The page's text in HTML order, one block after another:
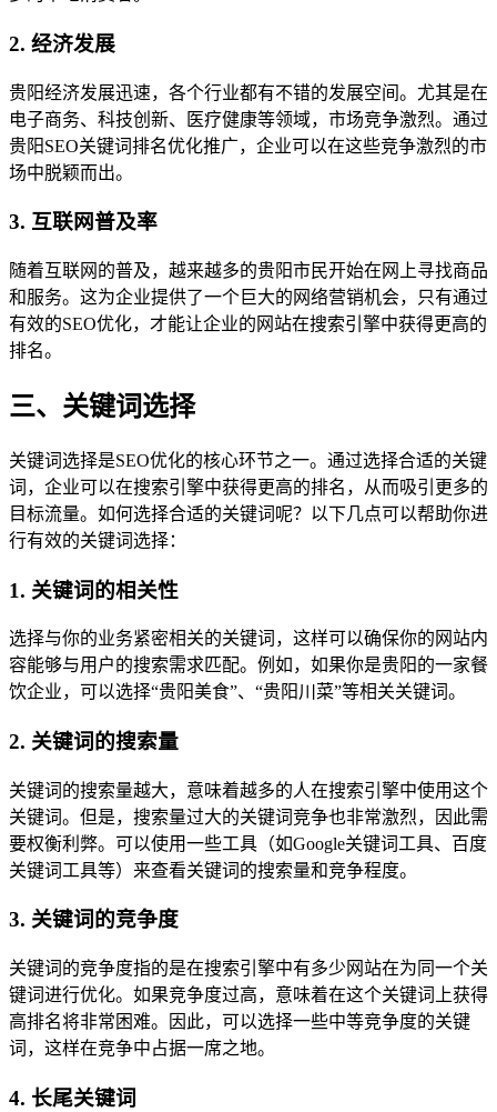
2. 经济发展
贵阳经济发展迅速，各个行业都有不错的发展空间。尤其是在
电子商务、科技创新、医疗健康等领域，市场竞争激烈。通过
贵阳SEO关键词排名优化推广，企业可以在这些竞争激烈的市
场中脱颖而出。
3. 互联网普及率
随着互联网的普及，越来越多的贵阳市民开始在网上寻找商品
和服务。这为企业提供了一个巨大的网络营销机会，只有通过
有效的SEO优化，才能让企业的网站在搜索引擎中获得更高的
排名。
三、关键词选择
关键词选择是SEO优化的核心环节之一。通过选择合适的关键
词，企业可以在搜索引擎中获得更高的排名，从而吸引更多的
目标流量。如何选择合适的关键词呢？以下几点可以帮助你进
行有效的关键词选择：
1. 关键词的相关性
选择与你的业务紧密相关的关键词，这样可以确保你的网站内
容能够与用户的搜索需求匹配。例如，如果你是贵阳的一家餐
饮企业，可以选择“贵阳美食”、“贵阳川菜”等相关关键词。
2. 关键词的搜索量
关键词的搜索量越大，意味着越多的人在搜索引擎中使用这个
关键词。但是，搜索量过大的关键词竞争也非常激烈，因此需
要权衡利弊。可以使用一些工具（如Google关键词工具、百度
关键词工具等）来查看关键词的搜索量和竞争程度。
3. 关键词的竞争度
关键词的竞争度指的是在搜索引擎中有多少网站在为同一个关
键词进行优化。如果竞争度过高，意味着在这个关键词上获得
高排名将非常困难。因此，可以选择一些中等竞争度的关键
词，这样在竞争中占据一席之地。
4. 长尾关键词